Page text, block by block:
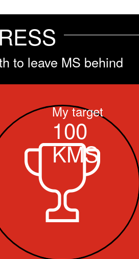
to leave MS behind
My target
100
KMS